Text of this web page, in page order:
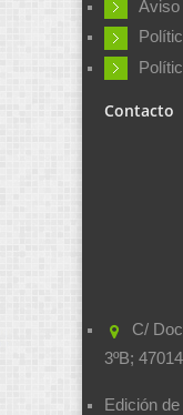
Aviso
Contacto
C/
3ºB;
Edición